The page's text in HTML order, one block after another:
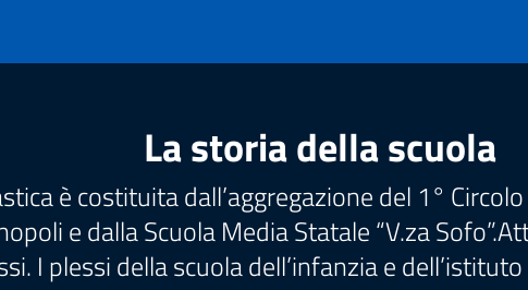
La storia della scuola
è costituita dall’aggregazione del 1°
e dalla Scuola Media Statale “V.za
I plessi della scuola dell’infanzia e